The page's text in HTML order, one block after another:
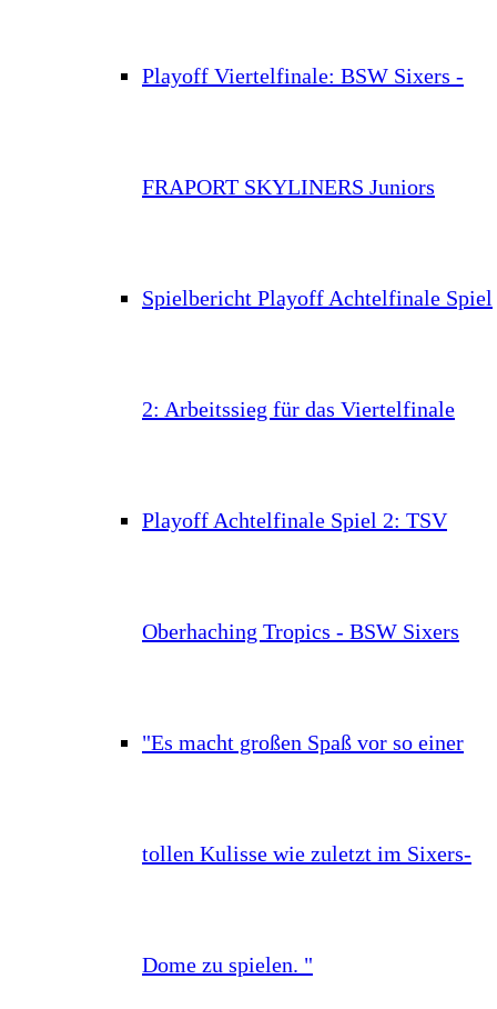
Playoff Viertelfinale: BSW Sixers -
FRAPORT SKYLINERS Juniors
Spielbericht Playoff Achtelfinale Spiel
2: Arbeitssieg für das Viertelfinale
Playoff Achtelfinale Spiel 2: TSV
Oberhaching Tropics - BSW Sixers
"Es macht großen Spaß vor so einer
tollen Kulisse wie zuletzt im Sixers-
Dome zu spielen. "